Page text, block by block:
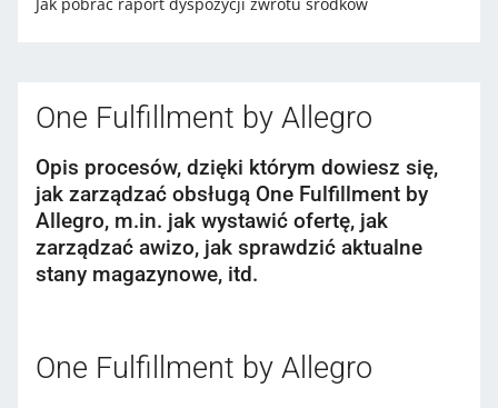
One Fulfillment by Allegro
Opis procesów, dzięki którym dowiesz się,
jak zarządzać obsługą One Fulfillment by
Allegro, m.in. jak wystawić ofertę, jak
zarządzać awizo, jak sprawdzić aktualne
stany magazynowe, itd.
One Fulfillment by Allegro